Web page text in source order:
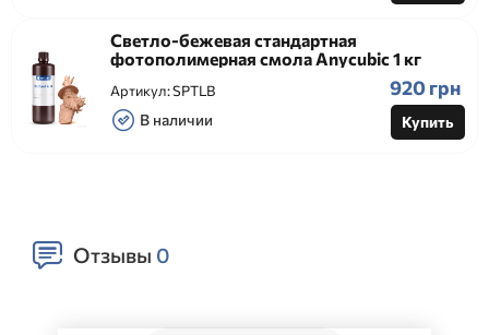
Светло-бежевая стандартная
фотополимерная смола Anycubic 1 кг
Артикул:SPTLB
В наличии
920 грн
Купить
Отзывы 0